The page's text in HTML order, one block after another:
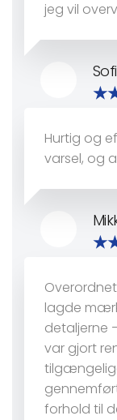
jeg vil
Hurtig og
varsel, og
lagde
detaljerne
var gjort
forhold til